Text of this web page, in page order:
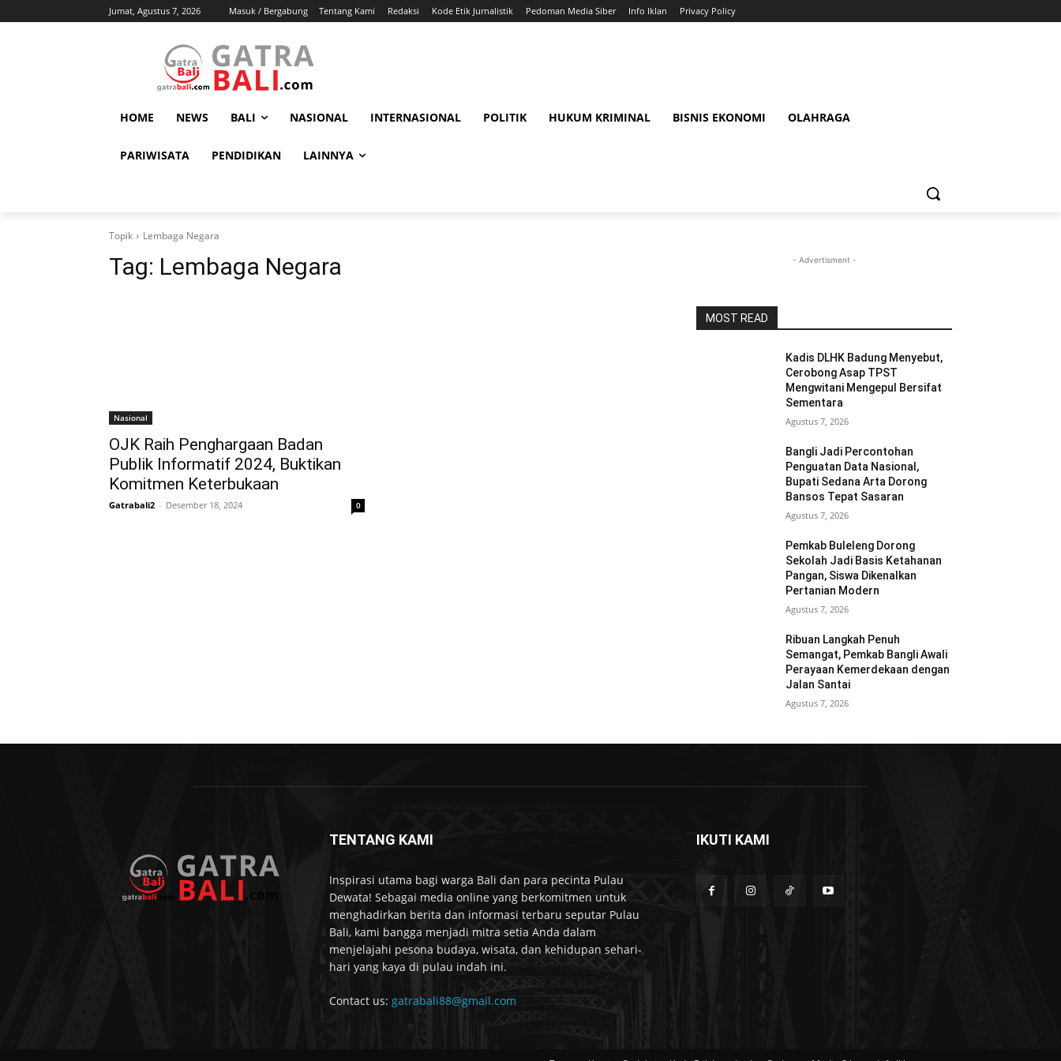
Jumat, Agustus 7, 2026 Masuk / Bergabung Tentang Kami Redaksi Kode Etik Jurnalistik Pedoman Media Siber Info Iklan Privacy Policy
HOME NEWS BALI NASIONAL INTERNASIONAL POLITIK HUKUM KRIMINAL BISNIS EKONOMI OLAHRAGA
PARIWISATA PENDIDIKAN LAINNYA
Topik Lembaga Negara
Tag: Lembaga Negara
Nasional
OJK Raih Penghargaan Badan
Publik Informatif 2024, Buktikan
Komitmen Keterbukaan
Gatrabali2 - Desember 18, 2024 0
- Advertisment -
MOST READ
Kadis DLHK Badung Menyebut,
Cerobong Asap TPST
Mengwitani Mengepul Bersifat
Sementara
Agustus 7, 2026
Bangli Jadi Percontohan
Penguatan Data Nasional,
Bupati Sedana Arta Dorong
Bansos Tepat Sasaran
Agustus 7, 2026
Pemkab Buleleng Dorong
Sekolah Jadi Basis Ketahanan
Pangan, Siswa Dikenalkan
Pertanian Modern
Agustus 7, 2026
Ribuan Langkah Penuh
Semangat, Pemkab Bangli Awali
Perayaan Kemerdekaan dengan
Jalan Santai
Agustus 7, 2026
TENTANG KAMI
Inspirasi utama bagi warga Bali dan para pecinta Pulau
Dewata! Sebagai media online yang berkomitmen untuk
menghadirkan berita dan informasi terbaru seputar Pulau
Bali, kami bangga menjadi mitra setia Anda dalam
menjelajahi pesona budaya, wisata, dan kehidupan sehari-
hari yang kaya di pulau indah ini.
Contact us: gatrabali88@gmail.com
IKUTI KAMI